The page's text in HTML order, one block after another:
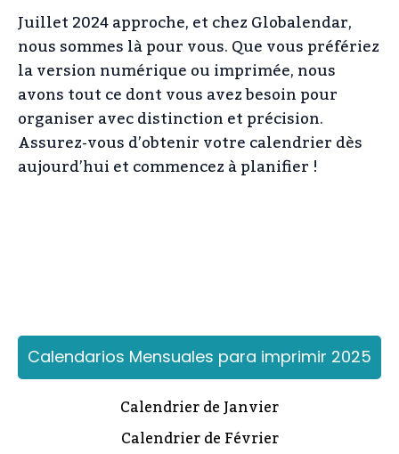
Juillet 2024 approche, et chez Globalendar,
nous sommes là pour vous. Que vous préfériez
la version numérique ou imprimée, nous
avons tout ce dont vous avez besoin pour
organiser avec distinction et précision.
Assurez-vous d’obtenir votre calendrier dès
aujourd’hui et commencez à planifier !
Calendarios Mensuales para imprimir 2025
Calendrier de Janvier
Calendrier de Février